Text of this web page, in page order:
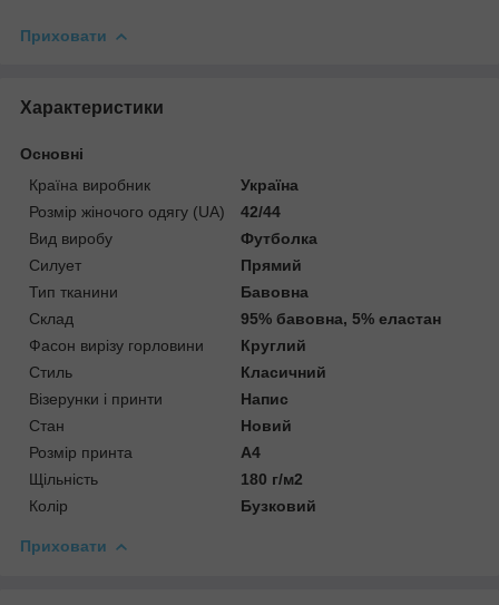
Приховати
Характеристики
Основні
Країна виробник
Україна
Розмір жіночого одягу (UA)
42/44
Вид виробу
Футболка
Силует
Прямий
Тип тканини
Бавовна
Склад
95% бавовна, 5% еластан
Фасон вирізу горловини
Круглий
Стиль
Класичний
Візерунки і принти
Напис
Стан
Новий
Розмір принта
А4
Щільність
180 г/м2
Колір
Бузковий
Приховати